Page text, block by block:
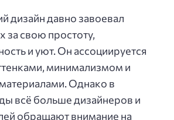
дизайн давно завоевал
за свою простоту,
и уют. Он ассоциируется
минимализмом и
Однако в
всё больше дизайнеров и
обращают внимание на